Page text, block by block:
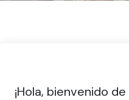
¡Hola, bienvenido